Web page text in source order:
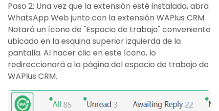
Paso 2: Una vez que la extensión esté instalada, abra
WhatsApp Web junto con la extensión WAPlus CRM.
Notará un ícono de "Espacio de trabajo" conveniente
ubicado en la esquina superior izquierda de la
pantalla. Al hacer clic en este ícono, lo
redireccionará a la página del espacio de trabajo de
WAPlus CRM.